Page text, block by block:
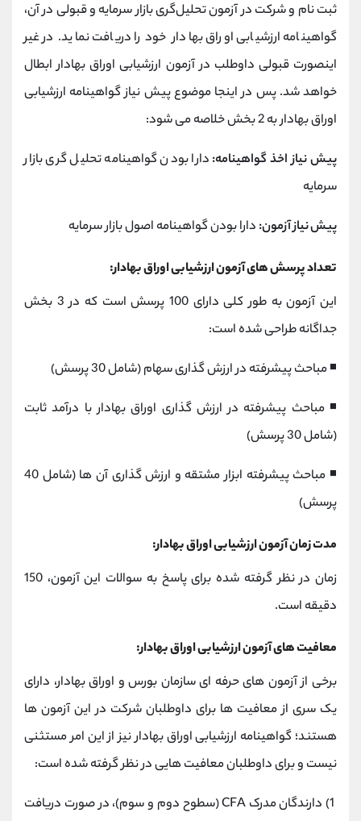
ثبت نام و شرکت در آزمون تحلیل‌‌گری بازار سرمایه و قبولی در آن،
گواهینامه ارزشیابی اوراق بهادار خود را دریافت نماید. در غیر
اینصورت قبولی داوطلب در آزمون ارزشیابی اوراق بهادار ابطال
خواهد شد. پس در اینجا موضوع پیش نیاز گواهینامه ارزشیابی
اوراق بهادار به 2 بخش خلاصه می شود:
پیش نیاز اخذ گواهینامه: دارا بودن گواهینامه تحلیل گری بازار
سرمایه
پیش نیاز آزمون: دارا بودن گواهینامه اصول بازار سرمایه
تعداد پرسش های آزمون ارزشیابی اوراق بهادار:
این آزمون به طور کلی دارای 100 پرسش است که در 3 بخش
جداگانه طراحی شده است:
◾ مباحث پیشرفته در ارزش گذاری سهام (شامل 30 پرسش)
◾ مباحث پیشرفته در ارزش گذاری اوراق بهادار با درآمد ثابت
(شامل 30 پرسش)
◾ مباحث پیشرفته ابزار مشتقه و ارزش گذاری آن ها (شامل 40
پرسش)
مدت زمان آزمون ارزشیابی اوراق بهادار:
زمان در نظر گرفته شده برای پاسخ به سوالات این آزمون، 150
دقیقه است.
معافیت های آزمون ارزشیابی اوراق بهادار:
برخی از آزمون های حرفه ای سازمان بورس و اوراق بهادار، دارای
یک سری از معافیت ها برای داوطلبان شرکت در این آزمون ها
هستند؛ گواهینامه ارزشیابی اوراق بهادار نیز از این امر مستثنی
نیست و برای داوطلبان معافیت هایی در نظر گرفته شده است:
1) دارندگان مدرک CFA (سطوح دوم و سوم)، در صورت دریافت